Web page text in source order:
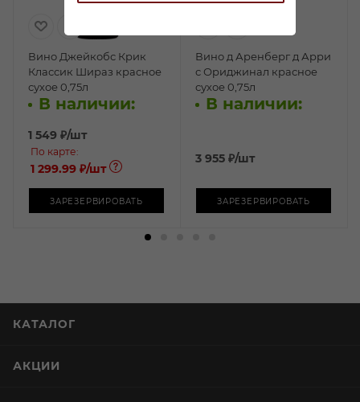
Вино Джейкобс Крик
Классик Шираз красное
сухое 0,75л
В наличии:
1 549 ₽/шт
По карте:
1 299.99 ₽/шт
ЗАРЕЗЕРВИРОВАТЬ
Вино д Аренберг д Арри
с Ориджинал красное
сухое 0,75л
В наличии:
3 955 ₽/шт
ЗАРЕЗЕРВИРОВАТЬ
КАТАЛОГ
АКЦИИ